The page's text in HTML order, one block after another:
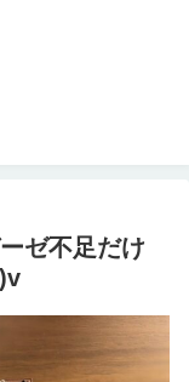
ゼ不足だけ